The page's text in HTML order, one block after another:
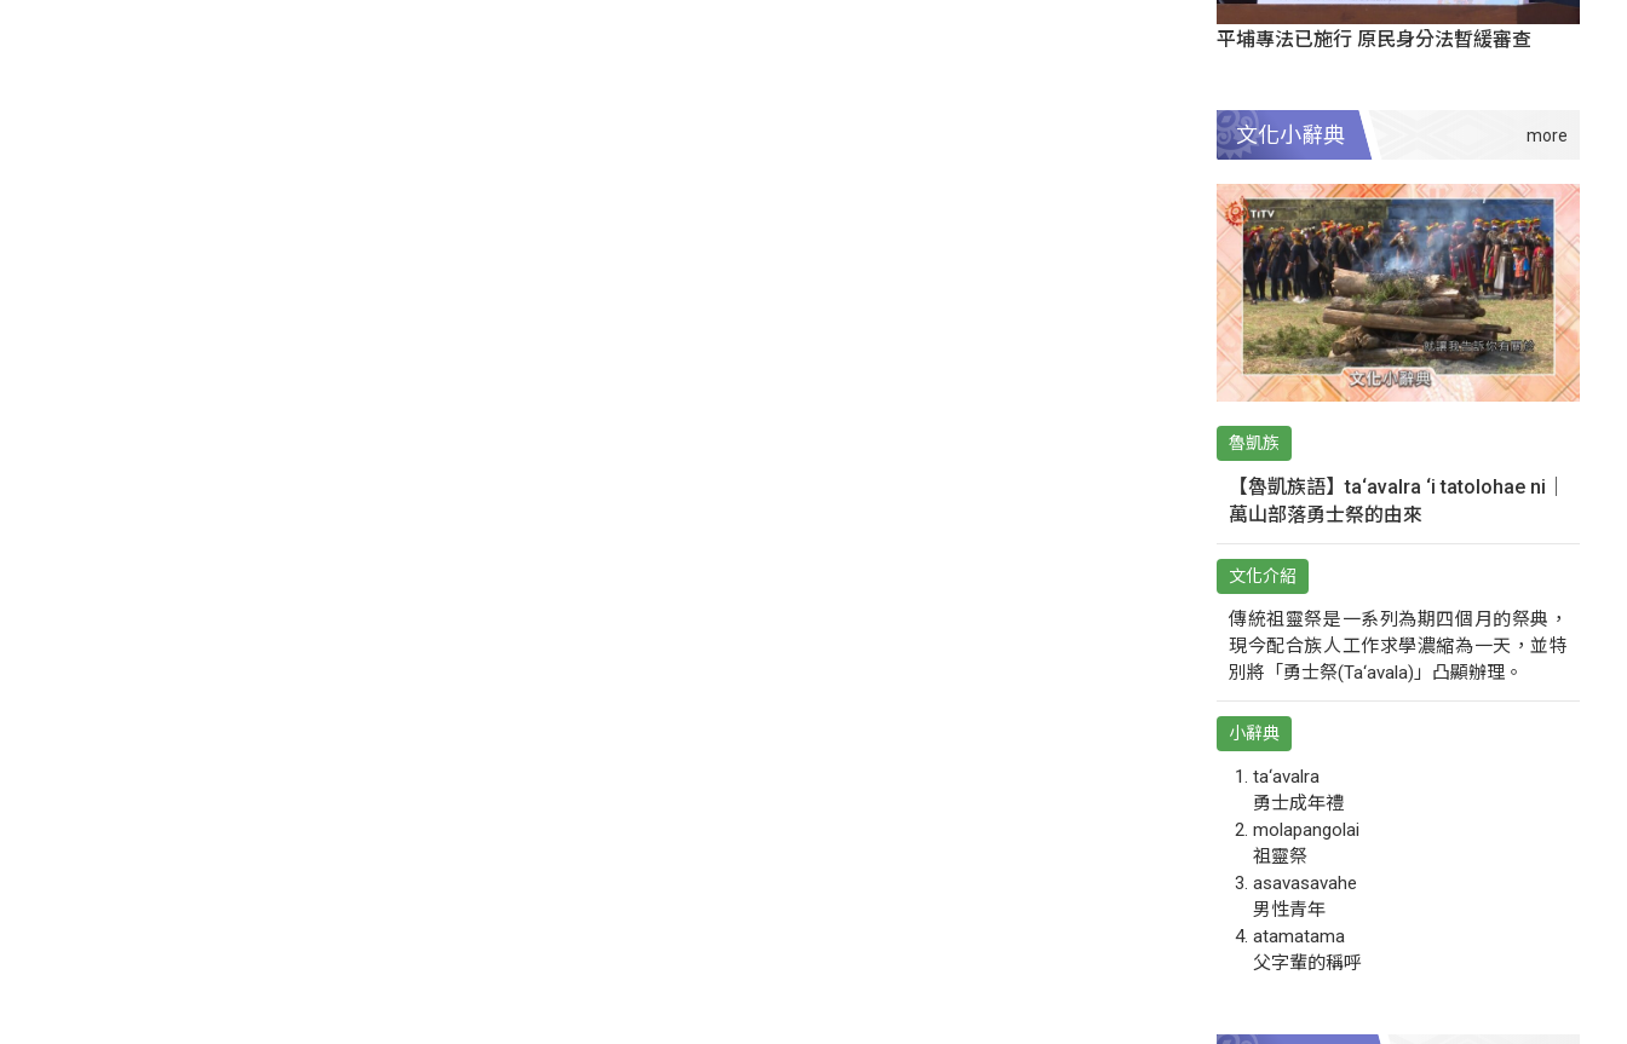
平埔專法已施行 原民身分法暫緩審查
文化小辭典
魯凱族
【魯凱族語】ta‘avalra ‘i tatolohae ni｜
萬山部落勇士祭的由來
文化介紹
傳統祖靈祭是一系列為期四個月的祭典，
現今配合族人工作求學濃縮為一天，並特
別將「勇士祭(Ta‘avala)」凸顯辦理。
小辭典
ta‘avalra
勇士成年禮
molapangolai
祖靈祭
asavasavahe
男性青年
atamatama
父字輩的稱呼